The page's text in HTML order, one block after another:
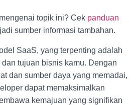
topik ini? Cek panduan
sumber informasi tambahan.
SaaS, yang terpenting adalah
tujuan bisnis kamu. Dengan
dan sumber daya yang memadai,
dapat memaksimalkan
kemajuan yang signifikan